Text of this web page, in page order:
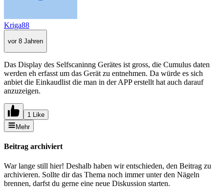
Kriga88
vor 8 Jahren
Das Display des Selfscaninng Gerätes ist gross, die Cumulus daten
werden eh erfasst um das Gerät zu entnehmen. Da würde es sich
anbiet die Einkaudlist die man in der APP erstellt hat auch darauf
anzuzeigen.
1 Like
Mehr
Beitrag archiviert
War lange still hier! Deshalb haben wir entschieden, den Beitrag zu
archivieren. Sollte dir das Thema noch immer unter den Nägeln
brennen, darfst du gerne eine neue Diskussion starten.